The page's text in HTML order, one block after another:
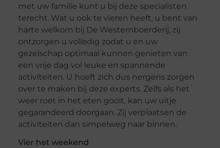
met uw familie kunt u bij deze specialisten
terecht. Wat u ook te vieren heeft, u bent van
harte welkom bij De Westernboerderij, zij
ontzorgen u volledig zodat u en uw
gezelschap optimaal kunnen genieten van
een vrije dag vol leuke en spannende
activiteiten. U hoeft zich dus nergens zorgen
over te maken bij deze experts. Zelfs als het
weer roet in het eten gooit, kan uw uitje
gegarandeerd doorgaan. Zij verplaatsen de
activiteiten dan simpelweg naar binnen.
Vier het weekend